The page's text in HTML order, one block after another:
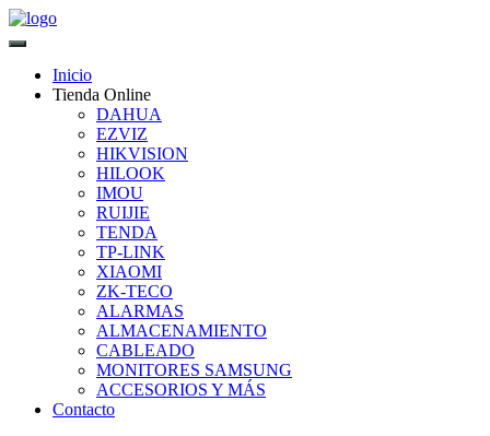
Inicio
Tienda Online
DAHUA
EZVIZ
HIKVISION
HILOOK
IMOU
RUIJIE
TENDA
TP-LINK
XIAOMI
ZK-TECO
ALARMAS
ALMACENAMIENTO
CABLEADO
MONITORES SAMSUNG
ACCESORIOS Y MÁS
Contacto